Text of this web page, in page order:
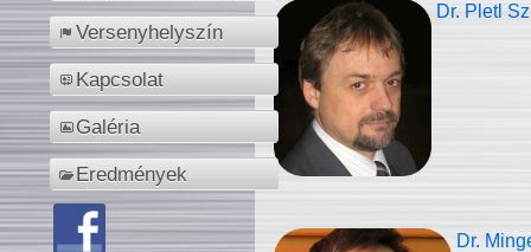
Versenyhelyszín
Kapcsolat
Galéria
Eredmények
Dr. Pletl
Dr.